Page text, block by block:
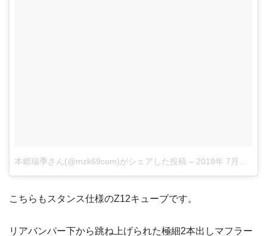
本郷瑞季さん(@mzk69com)がシェアした投稿 – 2018年 7月月5日午前7時28分PDT
こちらもスタンス仕様のZ12キューブです。
リアバンパー下から跳ね上げられた極細2本出しマフラー